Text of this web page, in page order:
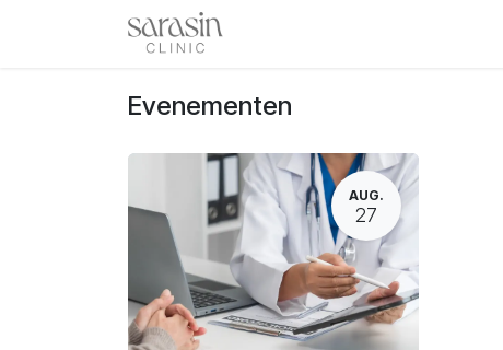
Overslaan naar inhoud
Evenementen
AUG.
27